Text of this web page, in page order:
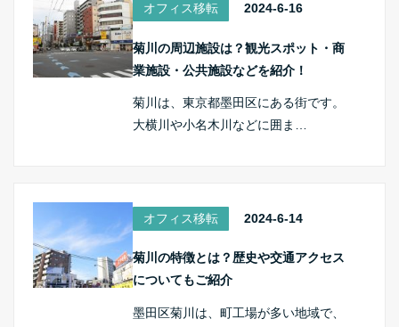
オフィス移転 2024-6-16
菊川の周辺施設は？観光スポット・商
業施設・公共施設などを紹介！
菊川は、東京都墨田区にある街です。
大横川や小名木川などに囲ま…
オフィス移転 2024-6-14
菊川の特徴とは？歴史や交通アクセス
についてもご紹介
墨田区菊川は、町工場が多い地域で、